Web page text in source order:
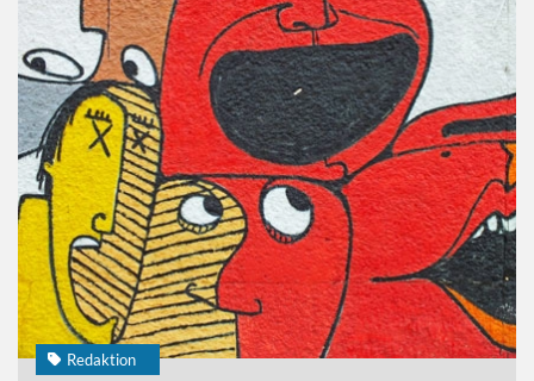
Redaktion